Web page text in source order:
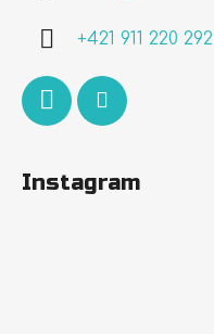
+421 911 220 292
Instagram